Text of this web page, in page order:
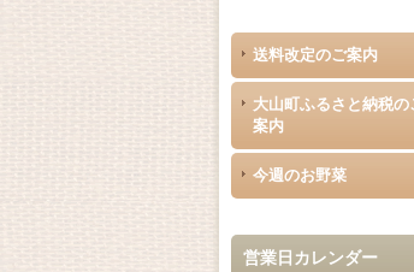
送料改定のご案内
大山町ふるさと納税の
案内
今週のお野菜
営業日カレンダー